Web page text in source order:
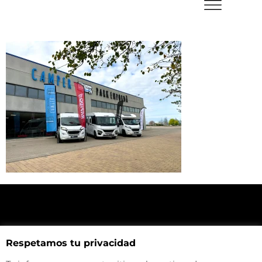
Haz click aquí y mira como llegar a la tienda
Respetamos tu privacidad